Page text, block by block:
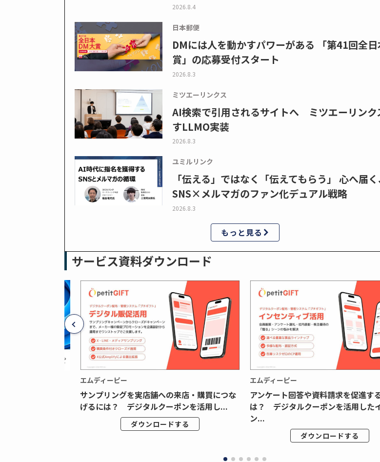
2026.8.4
日本郵便
DMには人を動かすパワーがある 「第41回全
賞」の応募受付スタート
2026.8.3
ミツエーリンクス
AI検索で引用されるサイトへ ミツエーリンク
すLLMO実装
2026.8.3
ユミルリンク
「伝える」ではなく「伝えてもらう」 心へ届く
SNS×メルマガのファン化デュアル戦略
2026.8.3
もっと見る
サービス資料ダウンロード
エムディーピー
サンプリングを実店舗への来店・購買につな
げるには？ デジタルクーポンを活用し...
ダウンロードする
エムディーピー
アンケート回答や資料請求を促進す
は？ デジタルクーポンを活用した
ン...
ダウンロードする